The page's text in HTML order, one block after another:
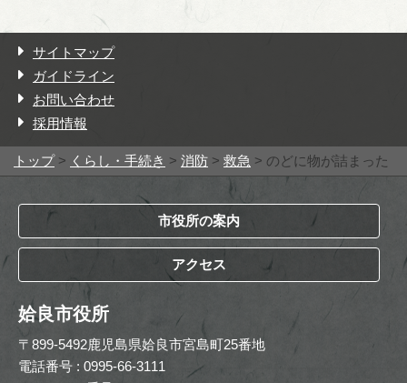
サイトマップ
ガイドライン
お問い合わせ
採用情報
トップ> くらし・手続き > 消防 > 救急 > のどに物が詰まった
市役所の案内
アクセス
姶良市役所
〒899-5492鹿児島県姶良市宮島町25番地
電話番号 : 0995-66-3111